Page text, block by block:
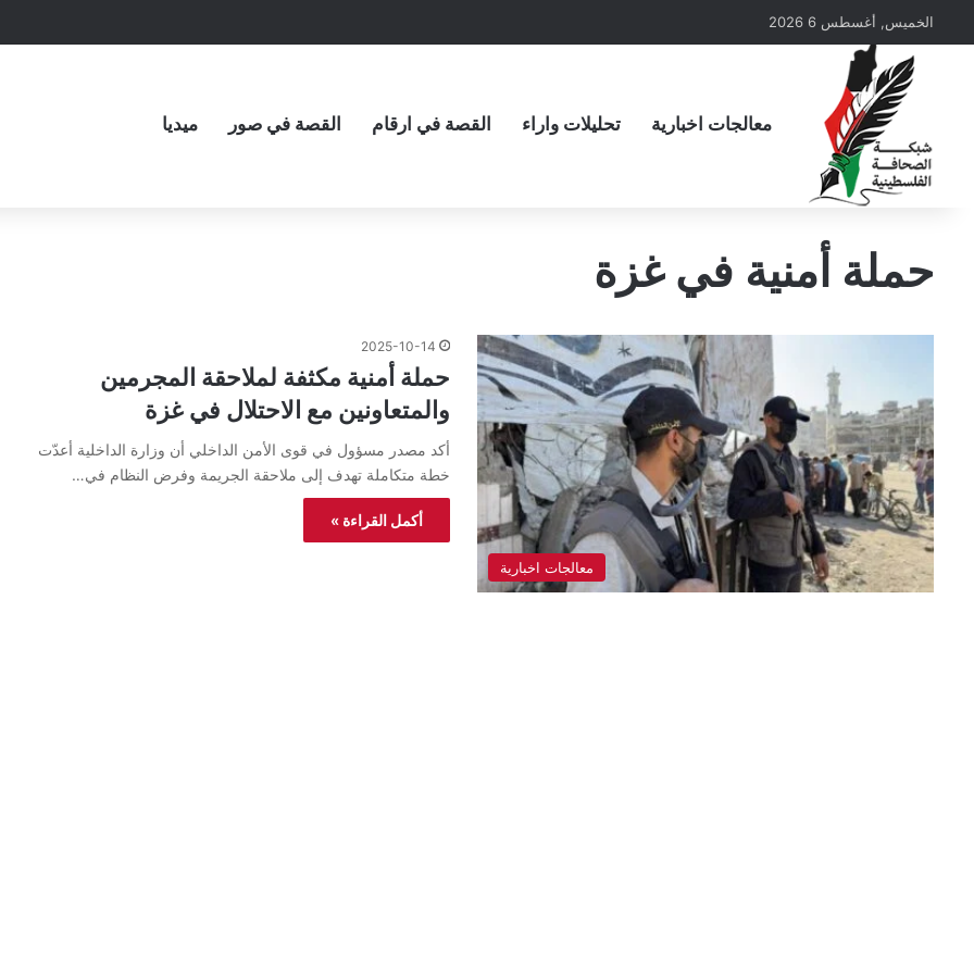
الخميس, أغسطس 6 2026
معالجات اخبارية تحليلات واراء القصة في ارقام القصة في صور ميديا
حملة أمنية في غزة
معالجات اخبارية
2025-10-14
حملة أمنية مكثفة لملاحقة المجرمين
والمتعاونين مع الاحتلال في غزة
أكد مصدر مسؤول في قوى الأمن الداخلي أن وزارة الداخلية أعدّت
خطة متكاملة تهدف إلى ملاحقة الجريمة وفرض النظام في…
أكمل القراءة »